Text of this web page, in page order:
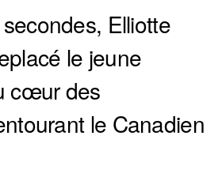
Elliotte
le jeune
cœur des
le Canadien